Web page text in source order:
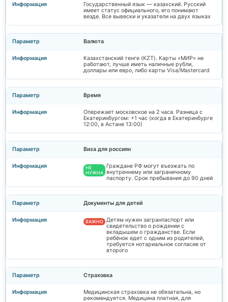
Государственный язык — казахский. Русский
имеет статус официального, его понимают
везде. Все вывески и указатели на двух языках
Валюта
Казахстанский тенге (KZT). Карты «МИР» не
работают, лучше иметь наличные рубли,
доллары или евро, либо карты Visa/Mastercard
Время
Опережает московское на 2 часа. Разница с
Екатеринбургом: +1 час (когда в Екатеринбурге
12:00, в Астане 13:00)
Виза для россиян
НЕ
НУЖНА
Граждане РФ могут въезжать по
внутреннему или заграничному
паспорту. Срок пребывания до 90 дней
Документы для детей
ВАЖНО Детям нужен загранпаспорт или
свидетельство о рождении с
вкладышем о гражданстве. Если
ребёнок едет с одним из родителей,
требуется нотариальное согласие от
второго
Страховка
Медицинская страховка не обязательна, но
рекомендуется. Медицина платная, для